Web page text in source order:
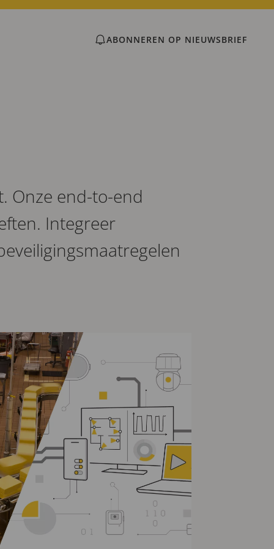
ABONNEREN OP NIEUWSBRIEF
Onze end-to-end
Integreer